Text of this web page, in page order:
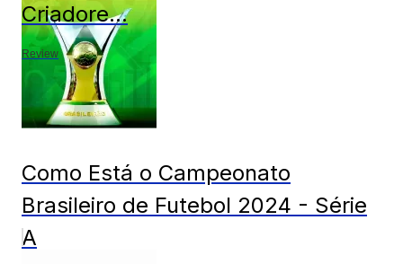
Criadore...
Review
Como Está o Campeonato
Brasileiro de Futebol 2024 - Série
A